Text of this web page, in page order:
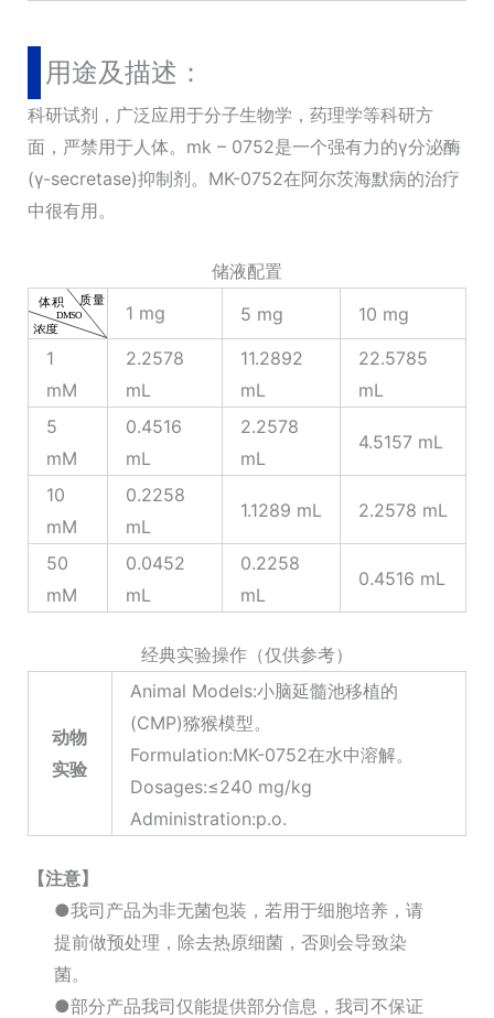
用途及描述：
科研试剂，广泛应用于分子生物学，药理学等科研方
面，严禁用于人体。mk – 0752是一个强有力的γ分泌酶
(γ-secretase)抑制剂。MK-0752在阿尔茨海默病的治疗
中很有用。
储液配置
1 mg
5 mg
10 mg
1
mM
2.2578
mL
11.2892
mL
22.5785
mL
5
mM
0.4516
mL
2.2578
mL
4.5157 mL
10
mM
0.2258
mL
1.1289 mL 2.2578 mL
50
mM
0.0452
mL
0.2258
mL
0.4516 mL
经典实验操作（仅供参考）
动物
实验
Animal Models:小脑延髓池移植的
(CMP)猕猴模型。
Formulation:MK-0752在水中溶解。
Dosages:≤240 mg/kg
Administration:p.o.
【注意】
●我司产品为非无菌包装，若用于细胞培养，请
提前做预处理，除去热原细菌，否则会导致染
菌。
●部分产品我司仅能提供部分信息，我司不保证